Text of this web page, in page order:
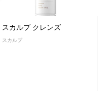
スカルプ クレンズ
スカルプ